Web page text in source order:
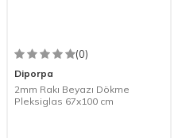
(0)
Diporpa
2mm Rakı Beyazı Dökme
Pleksiglas 67x100 cm